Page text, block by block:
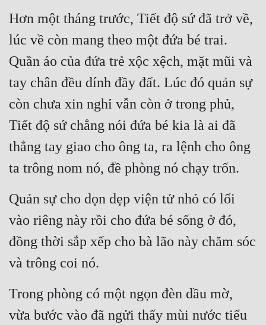
Nữ Phụ
Phong Thủy - Tâm Linh
Phương Tây
Phản Phái
Quan Trường
Quân Sự
Sảng Văn
Sắc
Sủng
Thanh Xuân
Tiên Hiệp
Tiểu Thuyết
Hơn một tháng trước, Tiết độ sứ đã trở về,
lúc về còn mang theo một đứa bé trai.
Quần áo của đứa trẻ xộc xệch, mặt mũi và
tay chân đều dính đầy đất. Lúc đó quản sự
còn chưa xin nghỉ vẫn còn ở trong phủ,
Tiết độ sứ chẳng nói đứa bé kia là ai đã
thẳng tay giao cho ông ta, ra lệnh cho ông
ta trông nom nó, đề phòng nó chạy trốn.
Quản sự cho dọn dẹp viện tử nhỏ có lối
vào riêng này rồi cho đứa bé sống ở đó,
đồng thời sắp xếp cho bà lão này chăm sóc
và trông coi nó.
Trong phòng có một ngọn đèn dầu mờ,
vừa bước vào đã ngửi thấy mùi nước tiểu